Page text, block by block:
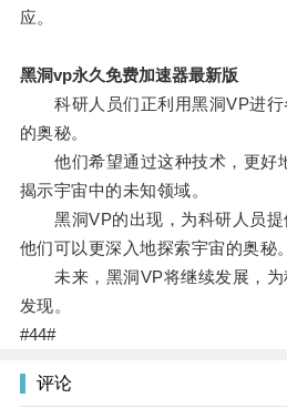
应。
黑洞vp永久免费加速器最新版
科研人员们正利用黑洞VP进行
的奥秘。
他们希望通过这种技术，更好
揭示宇宙中的未知领域。
黑洞VP的出现，为科研人员提
他们可以更深入地探索宇宙的奥秘。
未来，黑洞VP将继续发展，为
发现。
#44#
评论